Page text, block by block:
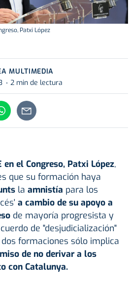
Patxi López
MULTIMEDIA
2 min de lectura
en el Congreso, Patxi López,
que su formación haya
la amnistía para los
a cambio de su apoyo a
de mayoría progresista y
de "desjudicialización"
formaciones sólo implica
de no derivar a los
con Catalunya.